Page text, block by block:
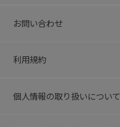
お問い合わせ
利用規約
個人情報の取り扱いについて